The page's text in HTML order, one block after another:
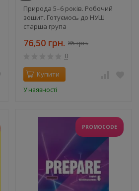
Природа 5–6 років. Робочий
зошит. Готуємось до НУШ
старша група
76,50 грн. 85 грн.
0
Купити
У наявності
PROMOCODE